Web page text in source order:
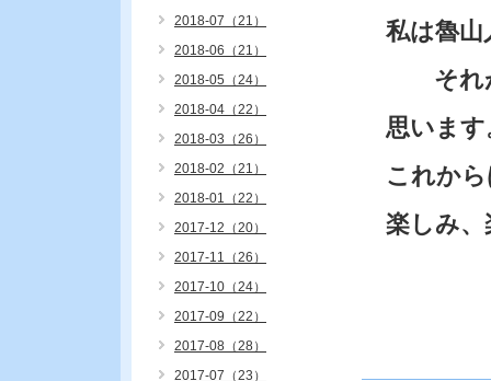
私は魯山
それが
思います
これから
楽しみ、
2018-07（21）
2018-06（21）
2018-05（24）
2018-04（22）
2018-03（26）
2018-02（21）
2018-01（22）
2017-12（20）
2017-11（26）
2017-10（24）
2017-09（22）
2017-08（28）
2017-07（23）